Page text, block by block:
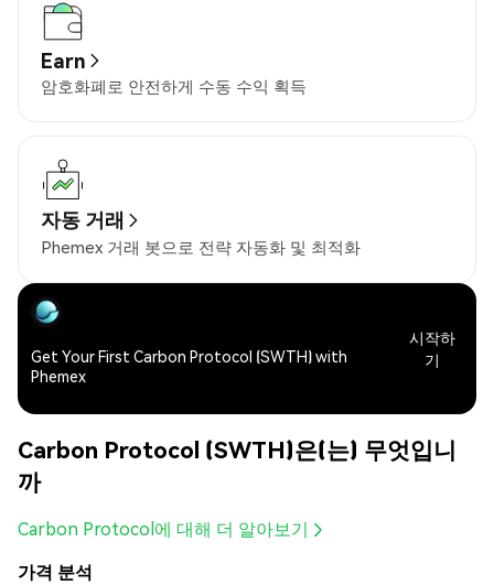
Earn
암호화폐로 안전하게 수동 수익 획득
자동 거래
Phemex 거래 봇으로 전략 자동화 및 최적화
Get Your First Carbon Protocol (SWTH) with
Phemex
시작하
기
Carbon Protocol (SWTH)은(는) 무엇입니
까
Carbon Protocol에 대해 더 알아보기
가격 분석